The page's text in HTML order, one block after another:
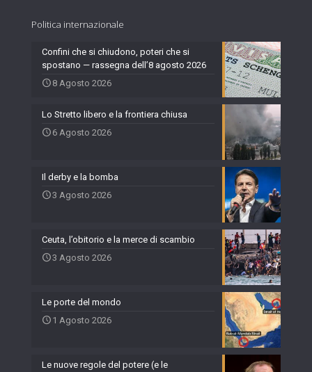
Politica internazionale
Confini che si chiudono, poteri che si
spostano — rassegna dell’8 agosto 2026
8 Agosto 2026
Lo Stretto libero e la frontiera chiusa
6 Agosto 2026
Il derby e la bomba
3 Agosto 2026
Ceuta, l’obitorio e la merce di scambio
3 Agosto 2026
Le porte del mondo
1 Agosto 2026
Le nuove regole del potere (e le